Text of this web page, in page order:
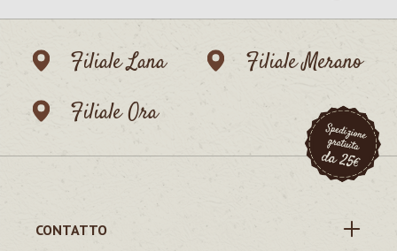
Filiale Lana
Filiale Merano
Filiale Ora
CONTATTO